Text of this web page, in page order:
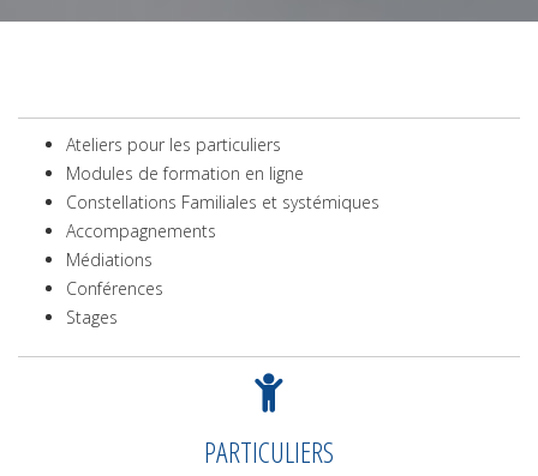
Ateliers pour les particuliers
Modules de formation en ligne
Constellations Familiales et systémiques
Accompagnements
Médiations
Conférences
Stages
PARTICULIERS